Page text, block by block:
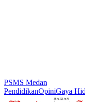
PSMS Medan
PendidikanOpiniGaya